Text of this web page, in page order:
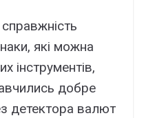
які можна
інструментів,
добре
детектора валют